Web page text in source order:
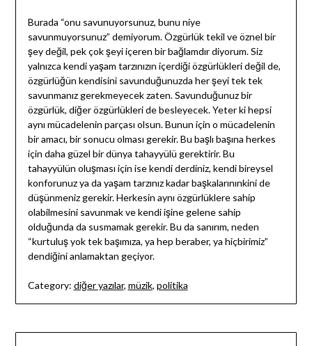
Burada “onu savunuyorsunuz, bunu niye
savunmuyorsunuz” demiyorum. Özgürlük tekil ve öznel bir
şey değil, pek çok şeyi içeren bir bağlamdır diyorum. Siz
yalnızca kendi yaşam tarzınızın içerdiği özgürlükleri değil de,
özgürlüğün kendisini savunduğunuzda her şeyi tek tek
savunmanız gerekmeyecek zaten. Savunduğunuz bir
özgürlük, diğer özgürlükleri de besleyecek. Yeter ki hepsi
aynı mücadelenin parçası olsun. Bunun için o mücadelenin
bir amacı, bir sonucu olması gerekir. Bu başlı başına herkes
için daha güzel bir dünya tahayyülü gerektirir. Bu
tahayyülün oluşması için ise kendi derdiniz, kendi bireysel
konforunuz ya da yaşam tarzınız kadar başkalarınınkini de
düşünmeniz gerekir. Herkesin aynı özgürlüklere sahip
olabilmesini savunmak ve kendi işine gelene sahip
olduğunda da susmamak gerekir. Bu da sanırım, neden
“kurtuluş yok tek başımıza, ya hep beraber, ya hiçbirimiz”
dendiğini anlamaktan geçiyor.
Category: diğer yazılar, müzik, politika
Yazı